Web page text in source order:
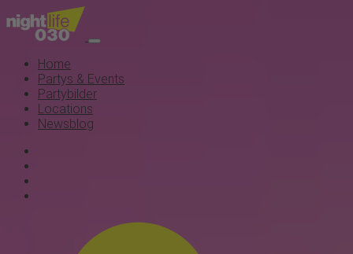
Home
Partys & Events
Partybilder
Locations
Newsblog